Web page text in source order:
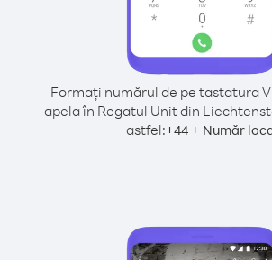
Formați numărul de pe tastatura
apela în Regatul Unit din
astfel:+44+ Număr